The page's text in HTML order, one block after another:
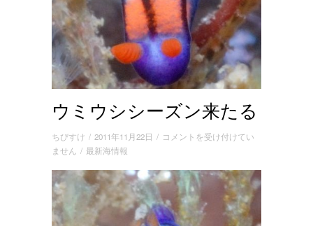
ウミウシシーズン来たる
ちびすけ / 2011年11月22日 / ウ
シ
ー
ズ
コメントを受け付けてい
ません / 最新海情報